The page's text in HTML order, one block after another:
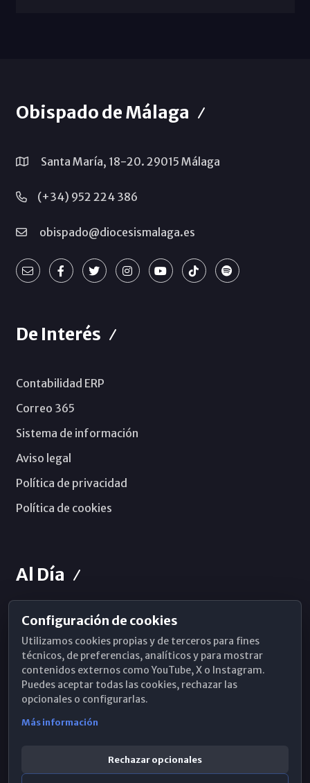
Obispado de Málaga
Santa María, 18-20. 29015 Málaga
(+34) 952 224 386
obispado@diocesismalaga.es
De Interés
Contabilidad ERP
Correo 365
Sistema de información
Aviso legal
Política de privacidad
Política de cookies
Al Día
Horarios de Misa
Hemeroteca
WhatsApp
Configuración de cookies
Utilizamos cookies propias y de terceros para fines
técnicos, de preferencias, analíticos y para mostrar
contenidos externos como YouTube, X o Instagram.
Puedes aceptar todas las cookies, rechazar las
opcionales o configurarlas.
Más información
Rechazar opcionales